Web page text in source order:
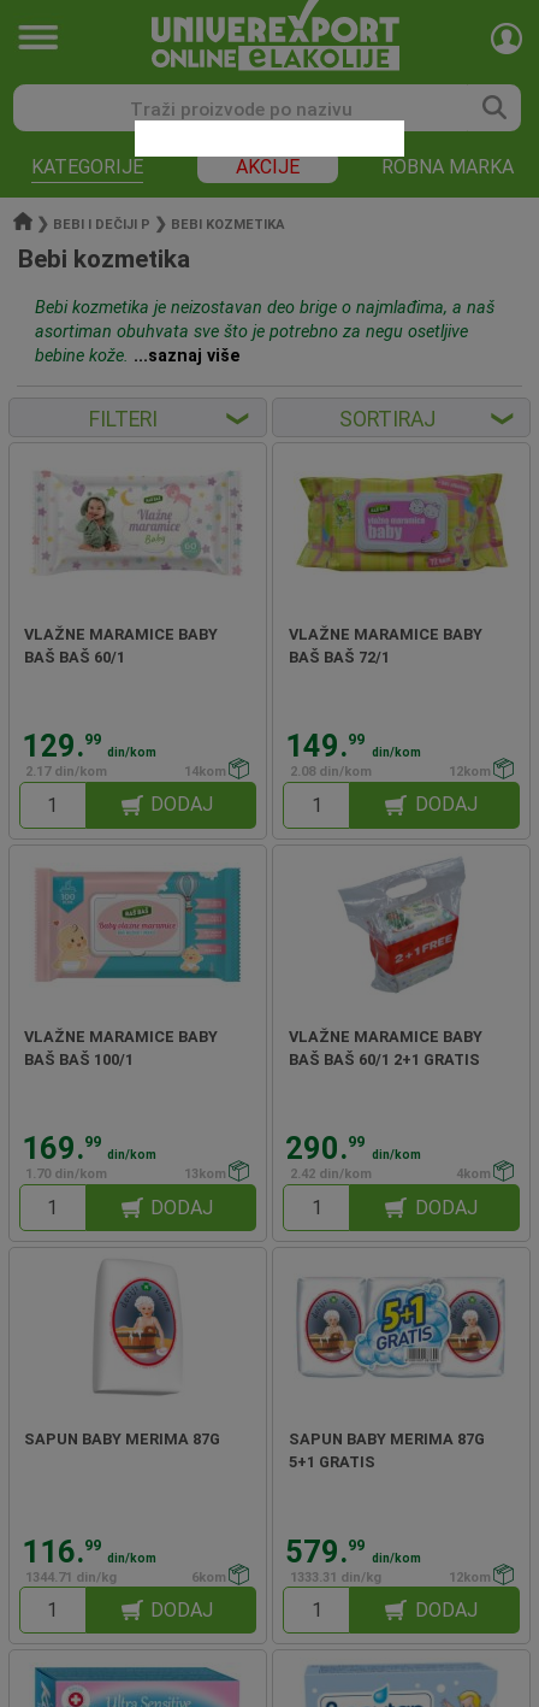
KATEGORIJE AKCIJE ROBNA MARKA
❯ BEBI I DEČIJI P ❯ BEBI KOZMETIKA
Bebi kozmetika
Bebi kozmetika je neizostavan deo brige o najmlađima, a naš
asortiman obuhvata sve što je potrebno za negu osetljive
bebine kože. ...saznaj više
FILTERI ❮ SORTIRAJ ❮
VLAŽNE MARAMICE BABY
BAŠ BAŠ 60/1
129.99
din/kom
2.17 din/kom
14kom
DODAJ
VLAŽNE MARAMICE BABY
BAŠ BAŠ 72/1
149.99
din/kom
2.08 din/kom
12kom
DODAJ
VLAŽNE MARAMICE BABY
BAŠ BAŠ 100/1
169.99
din/kom
1.70 din/kom
13kom
DODAJ
VLAŽNE MARAMICE BABY
BAŠ BAŠ 60/1 2+1 GRATIS
290.99
din/kom
2.42 din/kom
4kom
DODAJ
SAPUN BABY MERIMA 87G
116.99
din/kom
1344.71 din/kg
6kom
DODAJ
SAPUN BABY MERIMA 87G
5+1 GRATIS
579.99
din/kom
1333.31 din/kg
12kom
DODAJ